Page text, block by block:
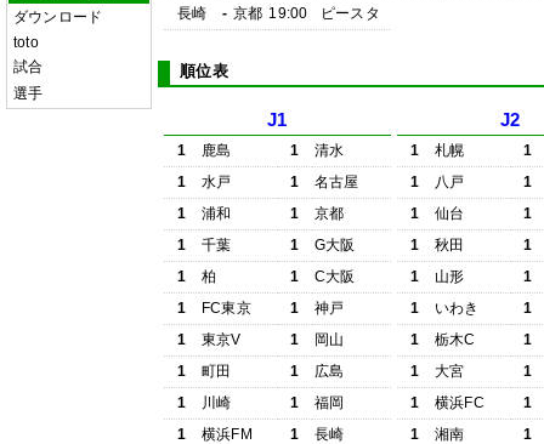
ダウンロード
toto
試合
選手
長崎
- 京都 19:00 ピースタ
順位表
J1
1 鹿島 1
清水
1
水戸 1
名古屋
1
浦和 1
京都
1
千葉 1
G大阪
1
柏 1
C大阪
1
FC東京 1
神戸
1
東京V 1
岡山
1
町田 1
広島
1
川崎 1
福岡
1
横浜FM 1 長崎
J2
1 札幌
1
1
八戸
1
1
仙台
1
1
秋田
1
1
山形
1
1
いわき
1
1
栃木C
1
1
大宮
1
1
横浜FC
1
1
湘南 1